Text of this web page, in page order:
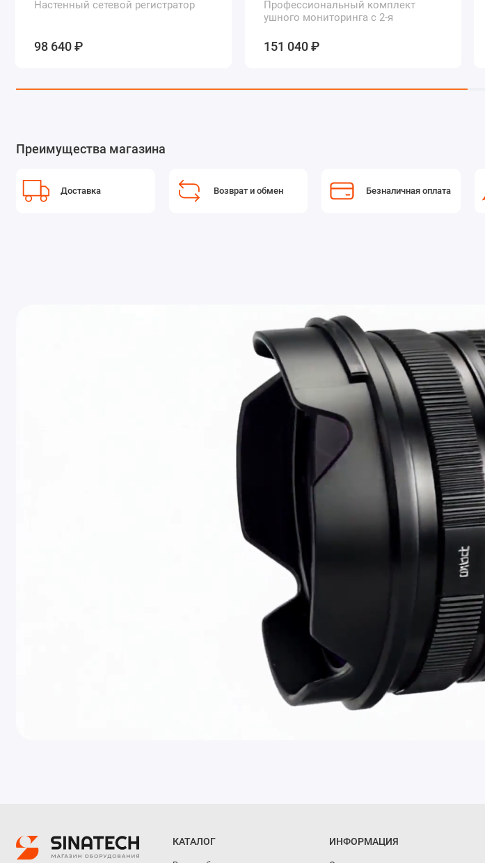
Настенный сетевой регистратор
98 640 ₽
Профессиональный комплект
ушного мониторинга с 2-я
канальными вставками IE4
151 040 ₽
Преимущества магазина
Доставка Возврат и обмен Безналичная оплата
КАТАЛОГ ИНФОРМАЦИЯ